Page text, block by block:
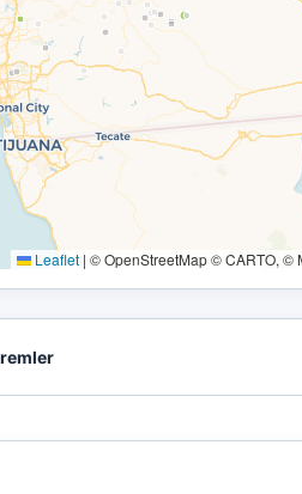
Leaflet | © OpenStreetMap © CARTO, ©